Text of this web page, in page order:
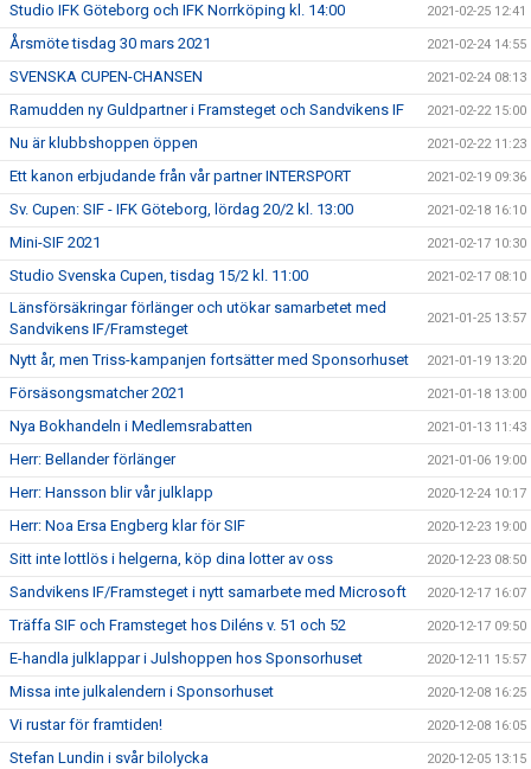
Studio IFK Göteborg och IFK Norrköping kl. 14:00 2021-02-25 12:41
Årsmöte tisdag 30 mars 2021 2021-02-24 14:55
SVENSKA CUPEN-CHANSEN 2021-02-24 08:13
Ramudden ny Guldpartner i Framsteget och Sandvikens IF 2021-02-22 15:00
Nu är klubbshoppen öppen 2021-02-22 11:23
Ett kanon erbjudande från vår partner INTERSPORT 2021-02-19 09:36
Sv. Cupen: SIF - IFK Göteborg, lördag 20/2 kl. 13:00 2021-02-18 16:10
Mini-SIF 2021 2021-02-17 10:30
Studio Svenska Cupen, tisdag 15/2 kl. 11:00 2021-02-17 08:10
Länsförsäkringar förlänger och utökar samarbetet med
Sandvikens IF/Framsteget
2021-01-25 13:57
Nytt år, men Triss-kampanjen fortsätter med Sponsorhuset 2021-01-19 13:20
Försäsongsmatcher 2021 2021-01-18 13:00
Nya Bokhandeln i Medlemsrabatten 2021-01-13 11:43
Herr: Bellander förlänger 2021-01-06 19:00
Herr: Hansson blir vår julklapp 2020-12-24 10:17
Herr: Noa Ersa Engberg klar för SIF 2020-12-23 19:00
Sitt inte lottlös i helgerna, köp dina lotter av oss 2020-12-23 08:50
Sandvikens IF/Framsteget i nytt samarbete med Microsoft 2020-12-17 16:07
Träffa SIF och Framsteget hos Diléns v. 51 och 52 2020-12-17 09:50
E-handla julklappar i Julshoppen hos Sponsorhuset 2020-12-11 15:57
Missa inte julkalendern i Sponsorhuset 2020-12-08 16:25
Vi rustar för framtiden! 2020-12-08 16:05
Stefan Lundin i svår bilolycka 2020-12-05 13:15